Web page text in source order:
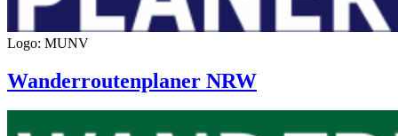
Logo: MUNV
Wanderroutenplaner NRW